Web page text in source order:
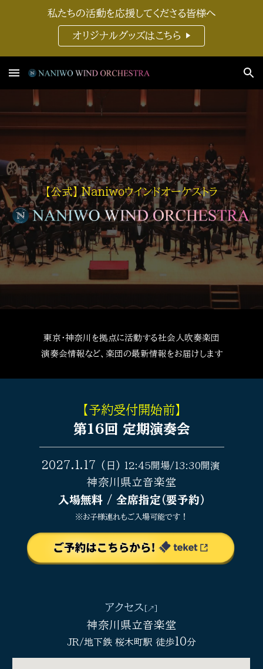
Skip to navigation
私たちの活動を応援してくださる皆様へ
オリジナルグッズはこちら ▶︎
【公式】 Naniwoウインドオーケストラ
東京・神奈川を拠点に活動する社会人吹奏楽団
演奏会情報など、楽団の最新情報をお届けします
【予約受付開始前】
第16回 定期演奏会
–––––––––––––––––––––––––––––––––––
2027.1.17
(日) 12:45開場/13:30開演
神奈川県立音楽堂
入場無料 / 全席指定（要予約）
※お子様連れもご入場可能です！
アクセス [↗︎]
神奈川県立音楽堂
JR/地下鉄 桜木町駅 徒歩10分